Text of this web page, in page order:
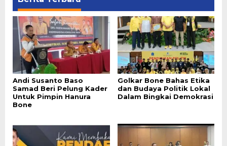
Andi Susanto Baso
Samad Beri Pelung Kader
Untuk Pimpin Hanura
Bone
Golkar Bone Bahas Etika
dan Budaya Politik Lokal
Dalam Bingkai Demokrasi